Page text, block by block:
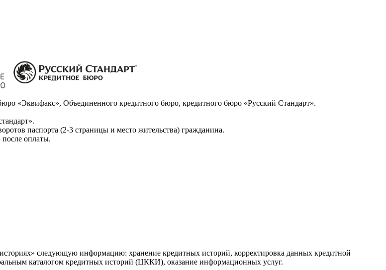
«Эквифакс», Объединенного кредитного бюро, кредитного бюро «Русский Стандарт».
паспорта (2-3 страницы и место жительства) гражданина.
оплаты.
следующую информацию: хранение кредитных историй, корректировка данных кредитной
каталогом кредитных историй (ЦККИ), оказание информационных услуг.